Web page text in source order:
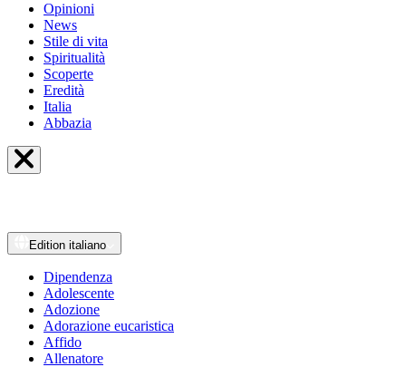
Opinioni
News
Stile di vita
Spiritualità
Scoperte
Eredità
Italia
Abbazia
Edition italiano
Dipendenza
Adolescente
Adozione
Adorazione eucaristica
Affido
Allenatore